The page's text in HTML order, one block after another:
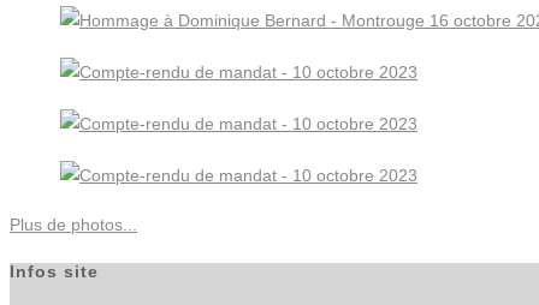
Plus de photos...
Infos site